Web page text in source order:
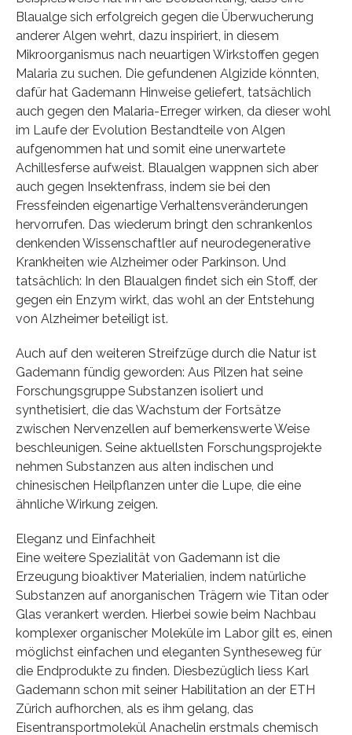
Blaualge sich erfolgreich gegen die Überwucherung
anderer Algen wehrt, dazu inspiriert, in diesem
Mikroorganismus nach neuartigen Wirkstoffen gegen
Malaria zu suchen. Die gefundenen Algizide könnten,
dafür hat Gademann Hinweise geliefert, tatsächlich
auch gegen den Malaria-Erreger wirken, da dieser wohl
im Laufe der Evolution Bestandteile von Algen
aufgenommen hat und somit eine unerwartete
Achillesferse aufweist. Blaualgen wappnen sich aber
auch gegen Insektenfrass, indem sie bei den
Fressfeinden eigenartige Verhaltensveränderungen
hervorrufen. Das wiederum bringt den schrankenlos
denkenden Wissenschaftler auf neurodegenerative
Krankheiten wie Alzheimer oder Parkinson. Und
tatsächlich: In den Blaualgen findet sich ein Stoff, der
gegen ein Enzym wirkt, das wohl an der Entstehung
von Alzheimer beteiligt ist.
Auch auf den weiteren Streifzüge durch die Natur ist
Gademann fündig geworden: Aus Pilzen hat seine
Forschungsgruppe Substanzen isoliert und
synthetisiert, die das Wachstum der Fortsätze
zwischen Nervenzellen auf bemerkenswerte Weise
beschleunigen. Seine aktuellsten Forschungsprojekte
nehmen Substanzen aus alten indischen und
chinesischen Heilpflanzen unter die Lupe, die eine
ähnliche Wirkung zeigen.
Eleganz und Einfachheit
Eine weitere Spezialität von Gademann ist die
Erzeugung bioaktiver Materialien, indem natürliche
Substanzen auf anorganischen Trägern wie Titan oder
Glas verankert werden. Hierbei sowie beim Nachbau
komplexer organischer Moleküle im Labor gilt es, einen
möglichst einfachen und eleganten Syntheseweg für
die Endprodukte zu finden. Diesbezüglich liess Karl
Gademann schon mit seiner Habilitation an der ETH
Zürich aufhorchen, als es ihm gelang, das
Eisentransportmolekül Anachelin erstmals chemisch